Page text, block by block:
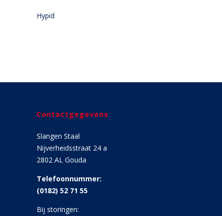
Hypid
Contactgegevens
Slangen Staal
Nijverheidsstraat 24 a
2802 AL Gouda
Telefoonnummer:
(0182) 52 71 55
Bij storingen: